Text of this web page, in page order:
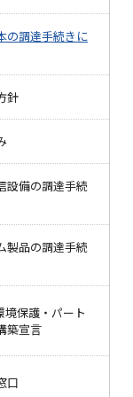
の調達手続きに
針
設備の調達手続
製品の調達手続
境保護・パート
築宣言
口